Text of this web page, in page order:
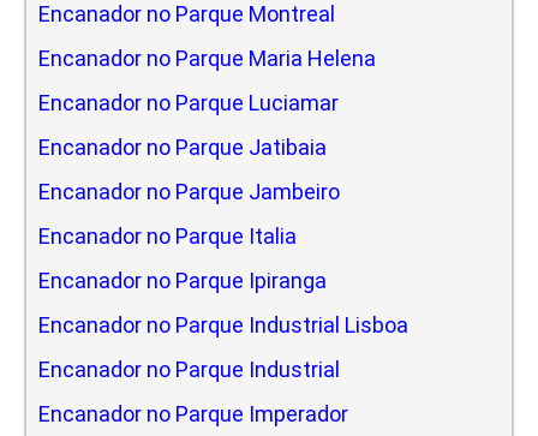
Encanador no Parque Montreal
Encanador no Parque Maria Helena
Encanador no Parque Luciamar
Encanador no Parque Jatibaia
Encanador no Parque Jambeiro
Encanador no Parque Italia
Encanador no Parque Ipiranga
Encanador no Parque Industrial Lisboa
Encanador no Parque Industrial
Encanador no Parque Imperador